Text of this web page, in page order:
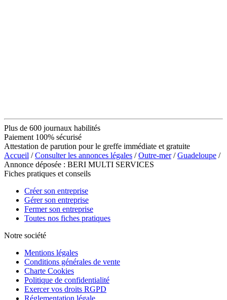
Plus de 600 journaux habilités
Paiement 100% sécurisé
Attestation de parution pour le greffe immédiate et gratuite
Accueil /Consulter les annonces légales /Outre-mer/Guadeloupe /
Annonce déposée : BERI MULTI SERVICES
Fiches pratiques et conseils
Créer son entreprise
Gérer son entreprise
Fermer son entreprise
Toutes nos fiches pratiques
Notre société
Mentions légales
Conditions générales de vente
Charte Cookies
Politique de confidentialité
Exercer vos droits RGPD
Réglementation légale